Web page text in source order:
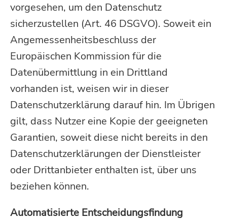
vorgesehen, um den Datenschutz
sicherzustellen (Art. 46 DSGVO). Soweit ein
Angemessenheitsbeschluss der
Europäischen Kommission für die
Datenübermittlung in ein Drittland
vorhanden ist, weisen wir in dieser
Datenschutzerklärung darauf hin. Im Übrigen
gilt, dass Nutzer eine Kopie der geeigneten
Garantien, soweit diese nicht bereits in den
Datenschutzerklärungen der Dienstleister
oder Drittanbieter enthalten ist, über uns
beziehen können.
Automatisierte Entscheidungsfindung